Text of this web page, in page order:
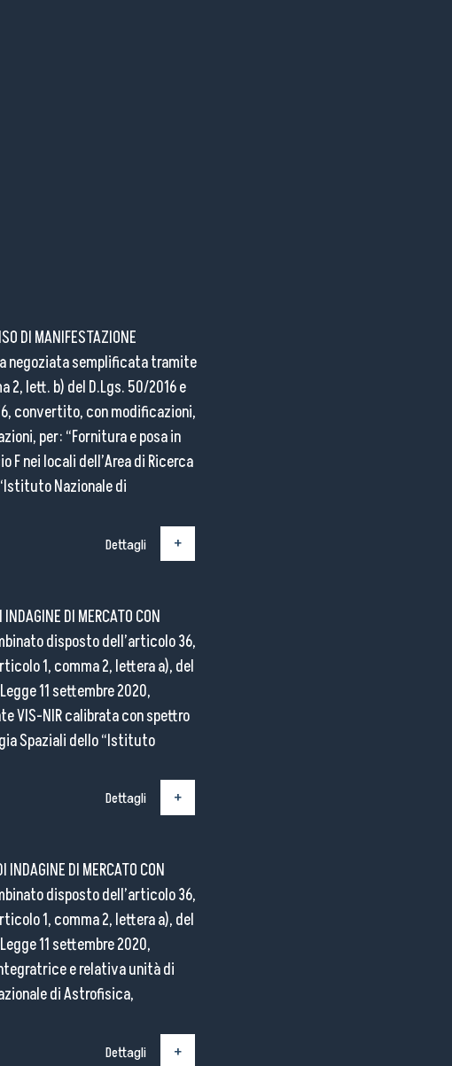
DI MANIFESTAZIONE
negoziata semplificata tramite
2, lett. b) del D.Lgs. 50/2016 e
convertito, con modificazioni,
per: “Fornitura e posa in
F nei locali dell’Area di Ricerca
Nazionale di
Dettagli
DI MERCATO CON
disposto dell’articolo 36,
1, comma 2, lettera a), del
11 settembre 2020,
VIS-NIR calibrata con spettro
Spaziali dello “Istituto
Dettagli
INDAGINE DI MERCATO CON
disposto dell’articolo 36,
1, comma 2, lettera a), del
11 settembre 2020,
e relativa unità di
di Astrofisica,
Dettagli